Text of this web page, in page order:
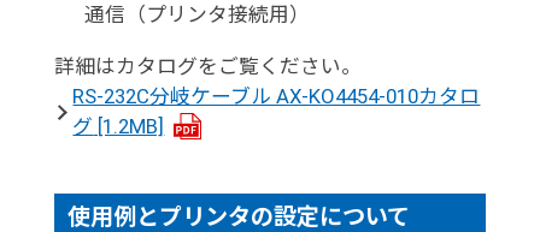
通信（プリンタ接続用）
詳細はカタログをご覧ください。
RS-232C分岐ケーブル AX-KO4454-010カタロ
グ [1.2MB]
使用例とプリンタの設定について